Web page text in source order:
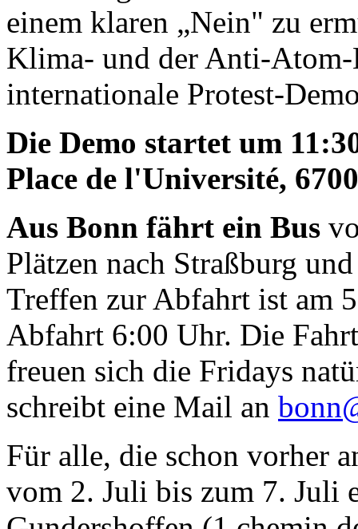
einem klaren „Nein" zu
Klima- und der Anti-Atom-
internationale Protest-
Die Demo startet um
Place de l'Université,
Aus Bonn fährt ein Bus
Plätzen nach Straßburg
Treffen zur Abfahrt ist am
Abfahrt 6:00 Uhr. Die
freuen sich die Fridays
schreibt eine Mail an
Für alle, die schon vorher
vom 2. Juli bis zum 7. Juli